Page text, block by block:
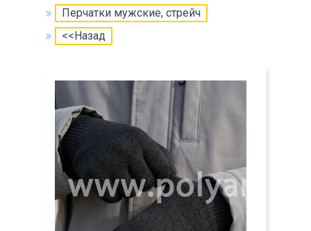
Перчатки мужские, стрейч
<<Назад